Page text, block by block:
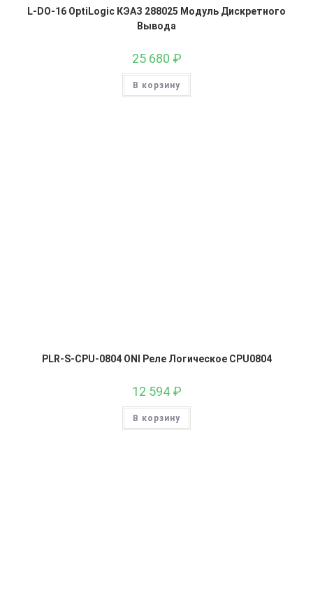
L-DO-16 OptiLogic КЭАЗ 288025 Модуль Дискретного
Вывода
25 680 ₽
В корзину
PLR-S-CPU-0804 ONI Реле Логическое CPU0804
12 594 ₽
В корзину